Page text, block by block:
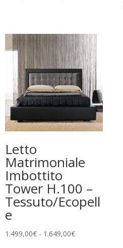
1.719,00€
a
2.349,00€
Letto
Matrimoniale
Imbottito
Tower H.100 –
Tessuto/Ecopell
e
1.499,00€ - 1.649,00€Fascia